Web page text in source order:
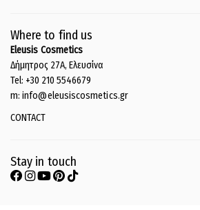
Where to find us
Eleusis Cosmetics
Δήμητρος 27Α, Ελευσίνα
Tel: +30 210 5546679
m: info@eleusiscosmetics.gr
CONTACT
Stay in touch